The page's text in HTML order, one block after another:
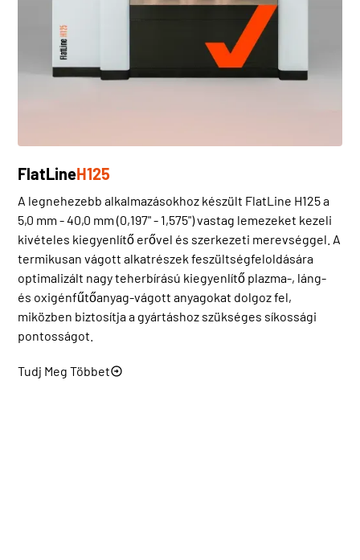
FlatLineH125
A legnehezebb alkalmazásokhoz készült FlatLine H125 a
5,0 mm - 40,0 mm (0,197" - 1,575") vastag lemezeket kezeli
kivételes kiegyenlítő erővel és szerkezeti merevséggel. A
termikusan vágott alkatrészek feszültségfeloldására
optimalizált nagy teherbírású kiegyenlítő plazma-, láng-
és oxigénfűtőanyag-vágott anyagokat dolgoz fel,
miközben biztosítja a gyártáshoz szükséges síkossági
pontosságot.
Tudj Meg Többet